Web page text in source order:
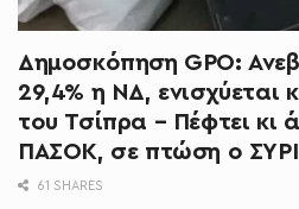
Δημοσκόπηση GPO:
29,4% η ΝΔ, ενισχύεται
του Τσίπρα – Πέφτει κι
ΠΑΣΟΚ, σε πτώση ο
61 SHARES